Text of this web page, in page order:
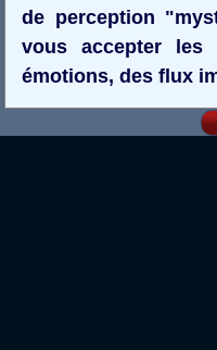
de perception
vous accepter
émotions, des flux